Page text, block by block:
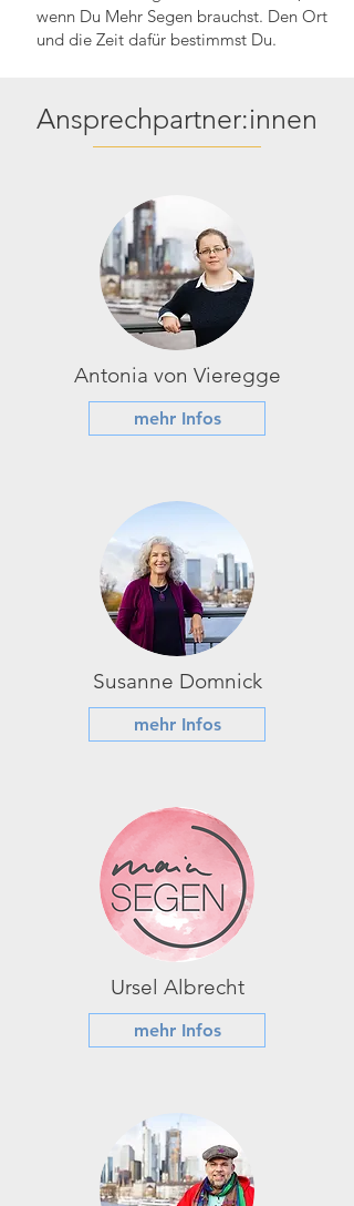
wenn Du Mehr Segen brauchst. Den Ort
und die Zeit dafür bestimmst Du.
Ansprechpartner:innen
Antonia von Vieregge
mehr Infos
Susanne Domnick
mehr Infos
Ursel Albrecht
mehr Infos